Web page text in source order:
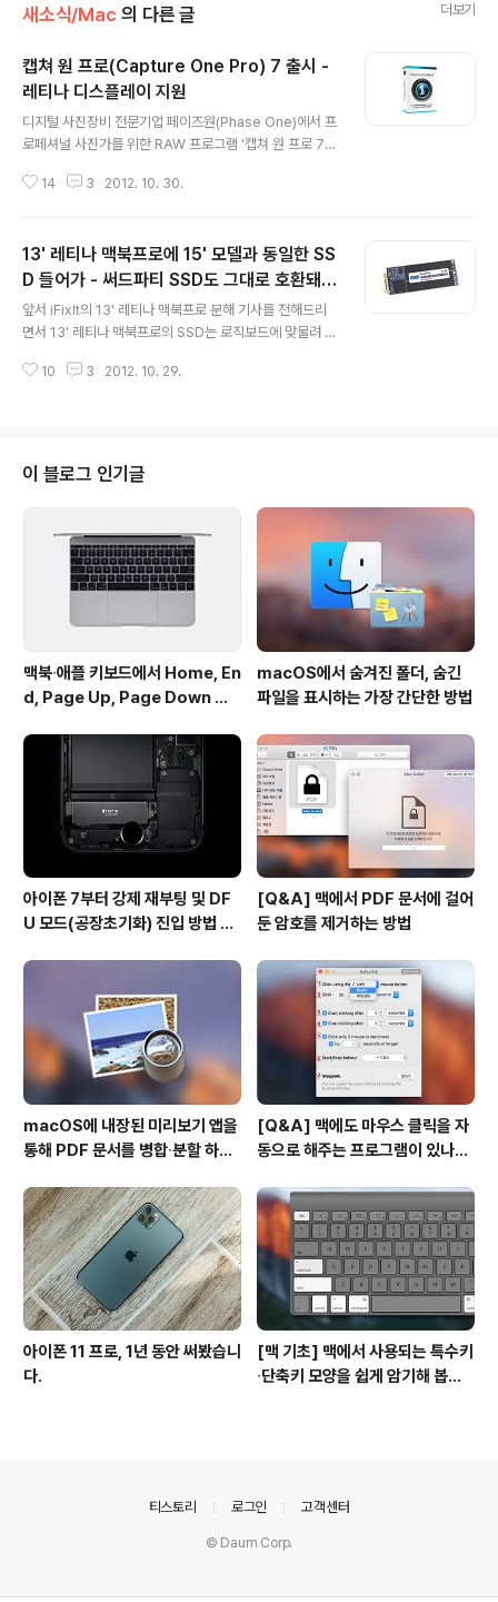
새소식/Mac 의 다른 글 더보기
캡쳐 원 프로(Capture One Pro) 7 출시 -
레티나 디스플레이 지원
디지털 사진장비 전문기업 페이즈원(Phase One)에서 프
로페셔널 사진가를 위한 RAW 프로그램 ‘캡쳐 원 프로 7
계에 종사하고 계시거나, 디지털 이미징에 관심이 많으신
개발해 결과물 품질이 많이 향상되었으며 레티나 디스플레
이를 정식으로 지원합니다. 어퍼처에 이어 캡쳐 원 프로까
지 디스플레이를 지원히니 라이트룸만 레티나 디스플레이
를 지원하면 유명한 RAW 포맷 편집 프로그램들은 모두 레
레티나 디스플레이 지원이 예정되어 있습니다.)캡쳐 원 프
14 3 2012. 10. 30.
13' 레티나 맥북프로에 15' 모델과 동일한 SS
D 들어가 - 써드파티 SSD도 그대로 호환돼
(OWC Aurora Pro)
앞서 iFixIt의 13' 레티나 맥북프로 분해 기사를 전해드리
면서 13' 레티나 맥북프로의 SSD는 로직보드에 맞물려 있
있으며, SSD와 로직보드가 케이블로 연결되는 방식이 채
해 기존 15' 레티나 맥북프로용으로 출시된 오로라 프로(A
urora™ Pro) SSD 제품이 13' 레티나 맥북프로에도 정상
적으로 장착되며, 구동에 아무런 문제가 없다고 확인시켜
주었습니다. 즉, 15인치 레티나 맥북프로와 13인치 레티나
맥북프로에 장착되는 애플 SSD는 사실상 동일한 부품이
며, 15인치..
10 3 2012. 10. 29.
이 블로그 인기글
맥북∙애플 키보드에서 Home, En
d, Page Up, Page Down 키
macOS에서 숨겨진 폴더, 숨긴
파일을 표시하는 가장 간단한 방법
아이폰 7부터 강제 재부팅 및 DF
U 모드(공장초기화) 진입 방법 변
[Q&A] 맥에서 PDF 문서에 걸어
둔 암호를 제거하는 방법
macOS에 내장된 미리보기 앱을
통해 PDF 문서를 병합∙분할 하는
[Q&A] 맥에도 마우스 클릭을 자
동으로 해주는 프로그램이 있나
아이폰 11 프로, 1년 동안 써봤습니
다.
[맥 기초] 맥에서 사용되는 특수키
∙단축키 모양을 쉽게 암기해 봅시
티스토리 로그인 고객센터
© Daum Corp.